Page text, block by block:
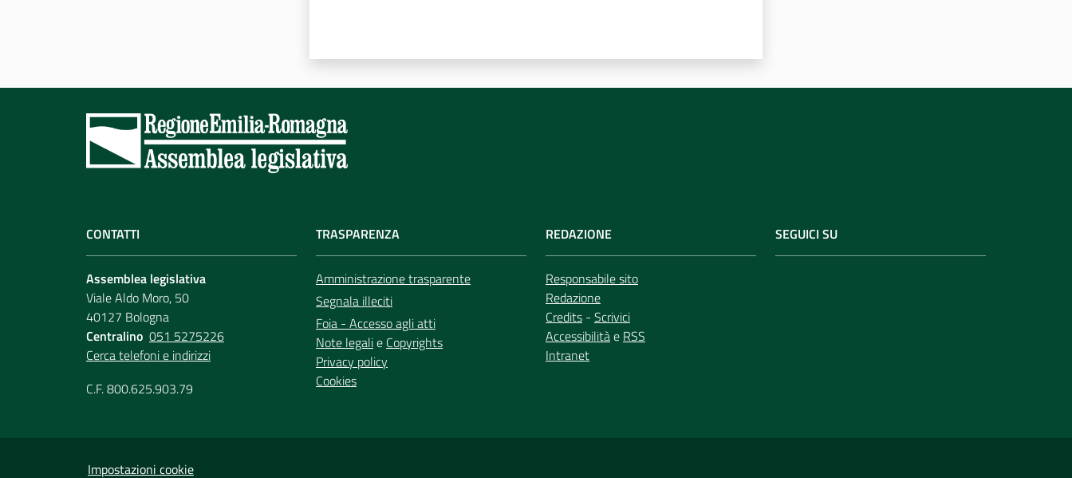
CONTATTI
Assemblea legislativa
Viale Aldo Moro, 50
40127 Bologna
Centralino 051 5275226
Cerca telefoni e indirizzi
C.F. 800.625.903.79
TRASPARENZA
Amministrazione trasparente
Segnala illeciti
Foia - Accesso agli atti
Note legalie Copyrights
Privacy policy
Cookies
REDAZIONE
Responsabile sito
Redazione
Credits - Scrivici
Accessibilitàe RSS
Intranet
SEGUICI SU
Impostazioni cookie